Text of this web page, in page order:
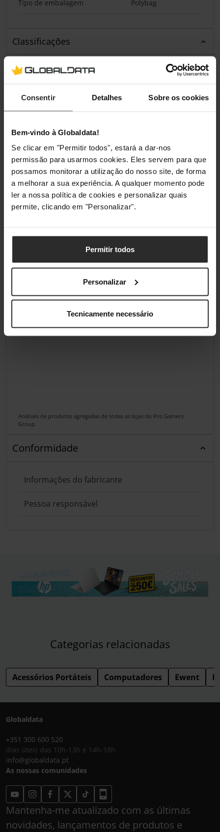
Consentir Detalhes Sobre os cookies
Bem-vindo à Globaldata!
Se clicar em "Permitir todos", estará a dar-nos
permissão para usarmos cookies. Eles servem para que
possamos monitorar a utilização do nosso site, de forma
a melhorar a sua experiência. A qualquer momento pode
ler a nossa política de cookies e personalizar quais
permite, clicando em "Personalizar".
Permitir todos
Personalizar
Tecnicamente necessário
Tipo de embalagem Polybag
Classificações
Análises de produtos agregadas de todas as lojas do Pro Gamers
Group.
Conformidade
Informações do fabricante
Pessoa responsável
Categorias relacionadas
Acessórios Portáteis Computadores Ewent
Globaldata
+351 300 600 520
dias úteis das 10h-13h e 14h-18h
info@globaldata.pt
As nossas comunidades
Mantenha-me atualizado com as últimas
novidades, lançamentos de produtos e